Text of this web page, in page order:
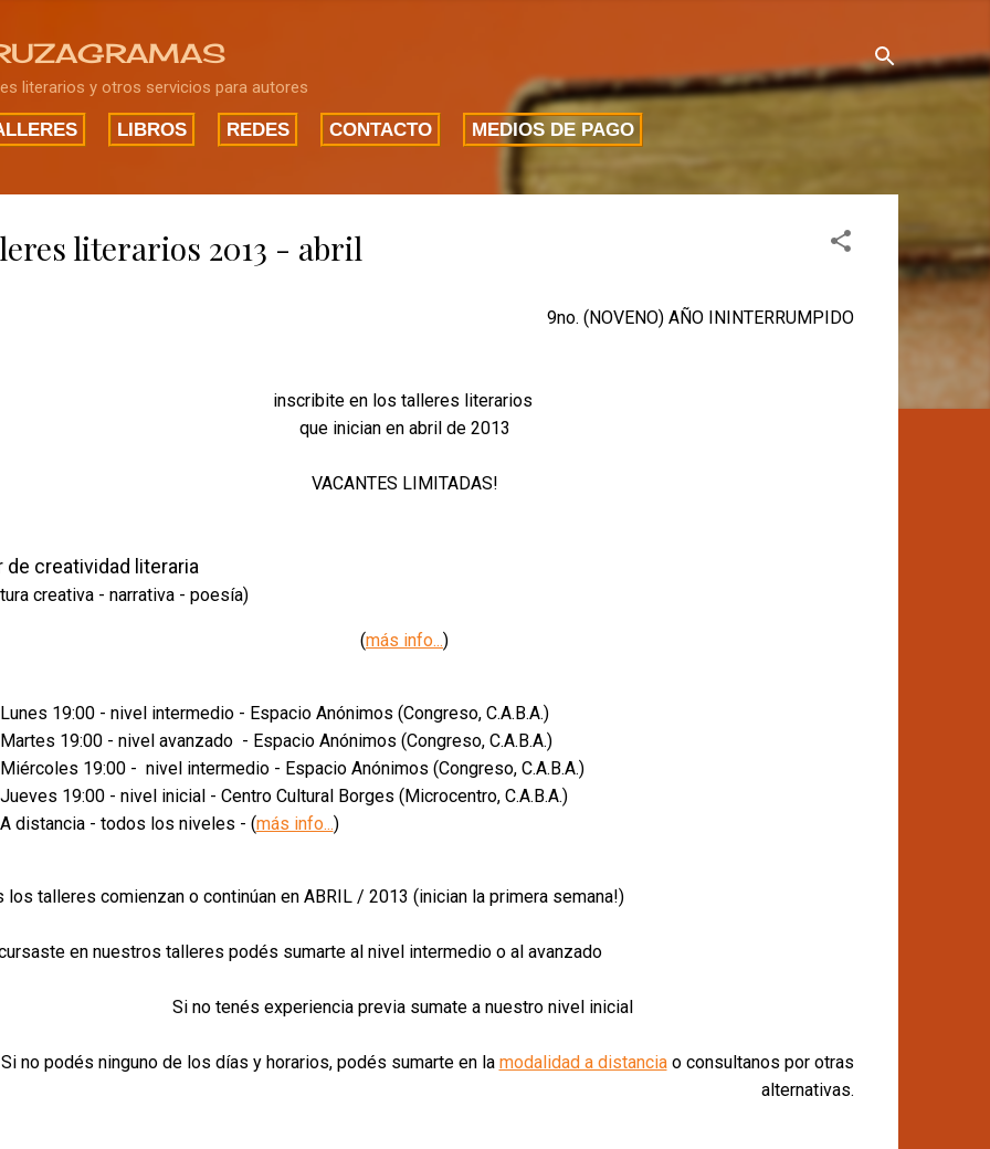
literarios y otros servicios para autores
LIBROS REDES CONTACTO MEDIOS DE PAGO
literarios 2013 - abril
9no. (NOVENO) AÑO ININTERRUMPIDO
inscribite en los talleres literarios
que inician en abril de 2013
VACANTES LIMITADAS!
de creatividad literaria
creativa - narrativa - poesía)
(más info...)
Lunes 19:00 - nivel intermedio - Espacio Anónimos (Congreso, C.A.B.A.)
Martes 19:00 - nivel avanzado - Espacio Anónimos (Congreso, C.A.B.A.)
Miércoles 19:00 - nivel intermedio - Espacio Anónimos (Congreso, C.A.B.A.)
Jueves 19:00 - nivel inicial - Centro Cultural Borges (Microcentro, C.A.B.A.)
A distancia - todos los niveles - (más info...)
los talleres comienzan o continúan en ABRIL / 2013 (inician la primera semana!)
en nuestros talleres podés sumarte al nivel intermedio o al avanzado
Si no tenés experiencia previa sumate a nuestro nivel inicial
Si no podés ninguno de los días y horarios, podés sumarte en la modalidad a distanciao consultanos por otras
alternativas.